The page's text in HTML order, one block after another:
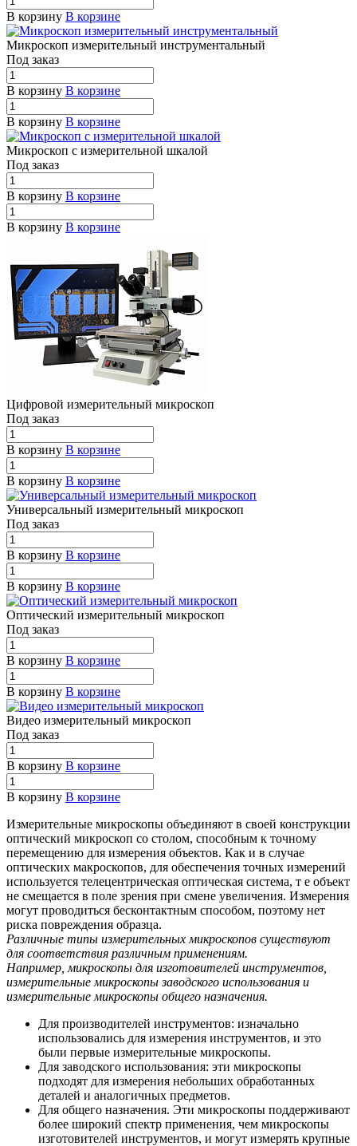
В корзину В корзине
Микроскоп измерительный инструментальный
Под заказ
В корзину В корзине
В корзину В корзине
Микроскоп с измерительной шкалой
Под заказ
В корзину В корзине
В корзину В корзине
Цифровой измерительный микроскоп
Под заказ
В корзину В корзине
В корзину В корзине
Универсальный измерительный микроскоп
Под заказ
В корзину В корзине
В корзину В корзине
Оптический измерительный микроскоп
Под заказ
В корзину В корзине
В корзину В корзине
Видео измерительный микроскоп
Под заказ
В корзину В корзине
В корзину В корзине
Измерительные микроскопы объединяют в своей конструкции
оптический микроскоп со столом, способным к точному
перемещению для измерения объектов. Как и в случае
оптических макроскопов, для обеспечения точных измерений
используется телецентрическая оптическая система, т е объект
не смещается в поле зрения при смене увеличения. Измерения
могут проводиться бесконтактным способом, поэтому нет
риска повреждения образца.
Различные типы измерительных микроскопов существуют
для соответствия различным применениям.
Например, микроскопы для изготовителей инструментов,
измерительные микроскопы заводского использования и
измерительные микроскопы общего назначения.
Для производителей инструментов: изначально
использовались для измерения инструментов, и это
были первые измерительные микроскопы.
Для заводского использования: эти микроскопы
подходят для измерения небольших обработанных
деталей и аналогичных предметов.
Для общего назначения. Эти микроскопы поддерживают
более широкий спектр применения, чем микроскопы
изготовителей инструментов, и могут измерять крупные